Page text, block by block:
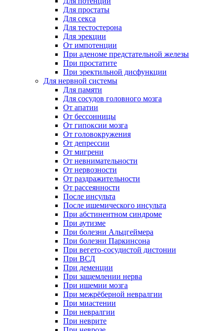
Для простаты
Для секса
Для тестостерона
Для эрекции
От импотенции
При аденоме предстательной железы
При простатите
При эректильной дисфункции
Для нервной системы
Для памяти
Для сосудов головного мозга
От апатии
От бессонницы
От гипоксии мозга
От головокружения
От депрессии
От мигрени
От невнимательности
От нервозности
От раздражительности
От рассеянности
После инсульта
После ишемического инсульта
При абстинентном синдроме
При аутизме
При болезни Альцгеймера
При болезни Паркинсона
При вегето-сосудистой дистонии
При ВСД
При деменции
При защемлении нерва
При ишемии мозга
При межрёберной невралгии
При миастении
При невралгии
При неврите